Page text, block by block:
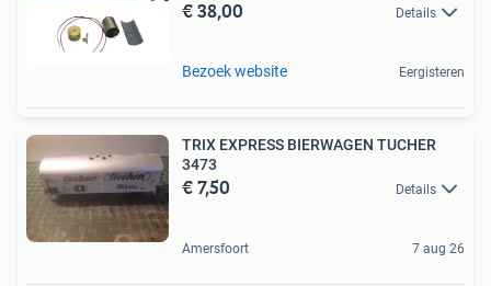
€ 38,00 Details
Bezoek website Eergisteren
TRIX EXPRESS BIERWAGEN TUCHER
3473
€ 7,50 Details
Amersfoort 7 aug 26